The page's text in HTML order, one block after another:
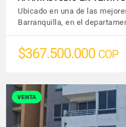
Ubicado en una de las
Barranquilla, en el
$367.500.000 COP
VENTA